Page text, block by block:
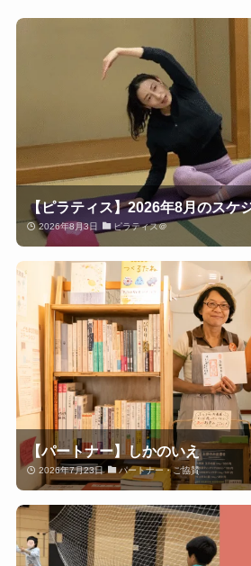
【ピラティス】2026年8月のスケ
2026年8月3日 ピラティス＠
【パートナー】しかのいえ
2026年7月23日 パートナー・ご協賛